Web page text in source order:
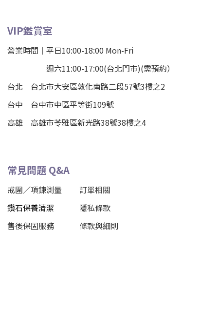
VIP鑑賞室
營業時間｜平日10:00-18:00 Mon-Fri
週六11:00-17:00(台北門市)(需預約）
台北 ｜ 台北市大安區敦化南路二段57號3樓之2
台中｜ 台中市中區平等街109號
高雄｜ 高雄市苓雅區新光路38號38樓之4
常見問題 Q&A
戒圍／項鍊測量
訂單相關
鑽石保養清潔
隱私條款
售後保固服務
條款與細則